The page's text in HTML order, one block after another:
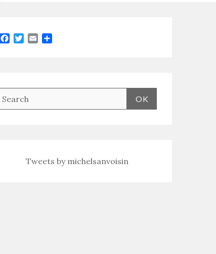
Facebook
Twitter
Email
Tweets by michelsanvoisin